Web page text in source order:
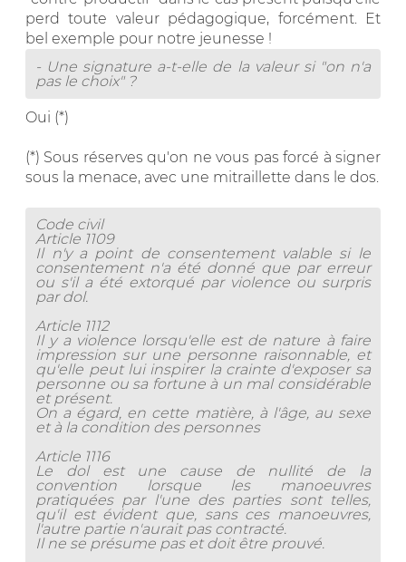
perd toute valeur pédagogique, forcément. Et
bel exemple pour notre jeunesse !
- Une signature a-t-elle de la valeur si "on n'a
pas le choix" ?
Oui (*)
(*) Sous réserves qu'on ne vous pas forcé à signer
sous la menace, avec une mitraillette dans le dos.
Code civil
Article 1109
Il n'y a point de consentement valable si le
consentement n'a été donné que par erreur
ou s'il a été extorqué par violence ou surpris
par dol.
Article 1112
Il y a violence lorsqu'elle est de nature à faire
impression sur une personne raisonnable, et
qu'elle peut lui inspirer la crainte d'exposer sa
personne ou sa fortune à un mal considérable
et présent.
On a égard, en cette matière, à l'âge, au sexe
et à la condition des personnes
Article 1116
Le dol est une cause de nullité de la
convention lorsque les manoeuvres
pratiquées par l'une des parties sont telles,
qu'il est évident que, sans ces manoeuvres,
l'autre partie n'aurait pas contracté.
Il ne se présume pas et doit être prouvé.